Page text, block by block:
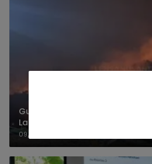
Gunung Watangan Jember
Lahan Perhutani
09/08/2026